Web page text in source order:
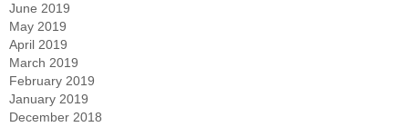
June 2019
May 2019
April 2019
March 2019
February 2019
January 2019
December 2018